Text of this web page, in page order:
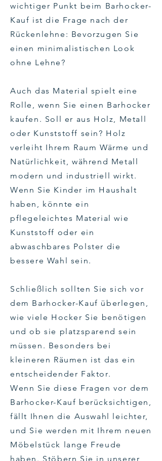
wichtiger Punkt beim Barhocker-
Kauf ist die Frage nach der
Rückenlehne: Bevorzugen Sie
einen minimalistischen Look
ohne Lehne?
Auch das Material spielt eine
Rolle, wenn Sie einen Barhocker
kaufen. Soll er aus Holz, Metall
oder Kunststoff sein? Holz
verleiht Ihrem Raum Wärme und
Natürlichkeit, während Metall
modern und industriell wirkt.
Wenn Sie Kinder im Haushalt
haben, könnte ein
pflegeleichtes Material wie
Kunststoff oder ein
abwaschbares Polster die
bessere Wahl sein.
Schließlich sollten Sie sich vor
dem Barhocker-Kauf überlegen,
wie viele Hocker Sie benötigen
und ob sie platzsparend sein
müssen. Besonders bei
kleineren Räumen ist das ein
entscheidender Faktor.
Wenn Sie diese Fragen vor dem
Barhocker-Kauf berücksichtigen,
fällt Ihnen die Auswahl leichter,
und Sie werden mit Ihrem neuen
Möbelstück lange Freude
haben. Stöbern Sie in unserer